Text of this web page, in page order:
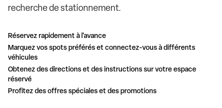
recherche de stationnement.
Réservez rapidement à l'avance
Marquez vos spots préférés et connectez-vous à différents
véhicules
Obtenez des directions et des instructions sur votre espace
réservé
Profitez des offres spéciales et des promotions